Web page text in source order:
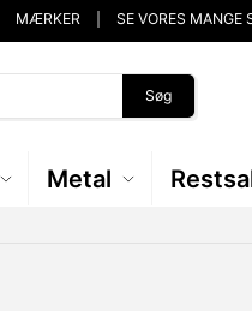
MÆRKER SE VORES MANGE
Søg
Metal